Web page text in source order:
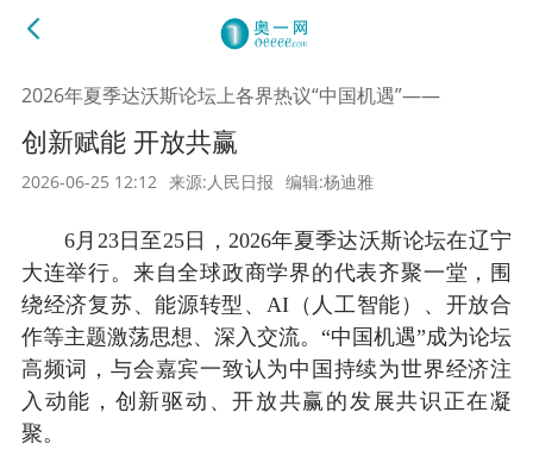
2026年夏季达沃斯论坛上各界热议“中国机遇”——
创新赋能 开放共赢
2026-06-25 12:12 来源:人民日报 编辑:杨迪雅
6月23日至25日，2026年夏季达沃斯论坛在辽宁
大连举行。来自全球政商学界的代表齐聚一堂，围
绕经济复苏、能源转型、AI（人工智能）、开放合
作等主题激荡思想、深入交流。“中国机遇”成为论坛
高频词，与会嘉宾一致认为中国持续为世界经济注
入动能，创新驱动、开放共赢的发展共识正在凝
聚。